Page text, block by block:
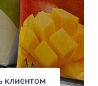
клиентом